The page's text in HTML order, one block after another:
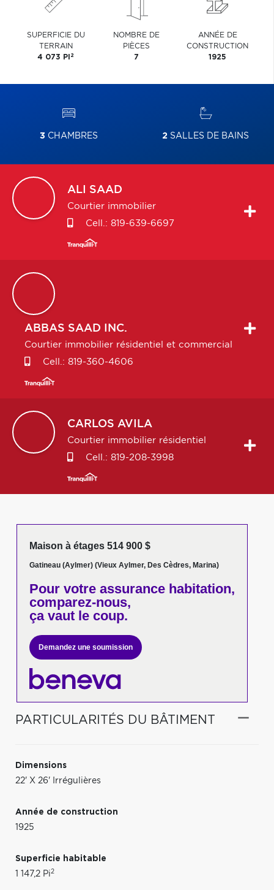
SUPERFICIE DU
TERRAIN
4 073 PI 2
NOMBRE DE
PIÈCES
7
ANNÉE DE
CONSTRUCTION
1925
3 CHAMBRES 2 SALLES DE BAINS
ALI SAAD
Courtier immobilier
Cell.: 819-639-6697
ABBAS SAAD INC.
Courtier immobilier résidentiel et commercial
Cell.: 819-360-4606
CARLOS AVILA
Courtier immobilier résidentiel
Cell.: 819-208-3998
Maison à étages 514 900 $
Gatineau (Aylmer) (Vieux Aylmer, Des Cèdres, Marina)
Pour votreassurance habitation,
comparez-nous,
ça vaut le coup.
Demandez une soumission
PARTICULARITÉS DU BÂTIMENT
Dimensions
22' X 26' Irrégulières
Année de construction
1925
Superficie habitable
1 147,2 Pi2